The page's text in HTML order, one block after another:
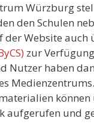
Würzburg
den Schulen
der Website auch
zur
Nutzer haben
Medienzentrums.
können
aufgerufen und